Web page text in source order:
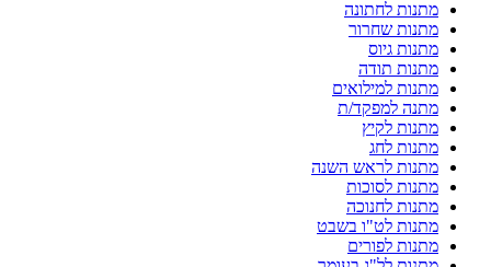
מתנות לחתונה
מתנות שחרור
מתנות גיוס
מתנות תודה
מתנות למילואים
מתנה למפקד/ת
מתנות לקיץ
מתנות לחג
מתנות לראש השנה
מתנות לסוכות
מתנות לחנוכה
מתנות לט"ו בשבט
מתנות לפורים